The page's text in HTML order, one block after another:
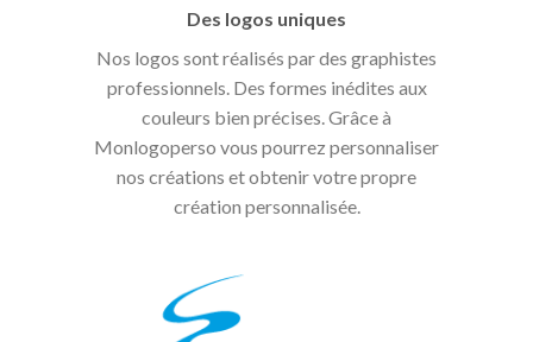
Des logos uniques
Nos logos sont réalisés par des graphistes
professionnels. Des formes inédites aux
couleurs bien précises. Grâce à
Monlogoperso vous pourrez personnaliser
nos créations et obtenir votre propre
création personnalisée.